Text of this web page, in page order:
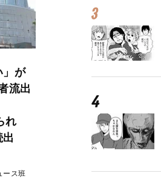
」が
流出
れ
ース班